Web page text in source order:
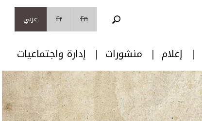
En
Fr عربي
إعلام منشورات إدارة واجتماعيات